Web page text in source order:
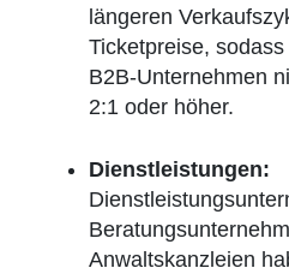
längeren
Ticketpreise,
B2B-Unternehmen
2:1 oder höher.
Dienstleistungen:
Anwaltskanzleien